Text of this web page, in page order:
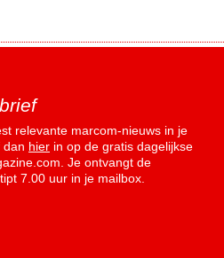
relevante marcom-nieuws in je
dan hier in op de gratis dagelijkse
Je ontvangt de
7.00 uur in je mailbox.